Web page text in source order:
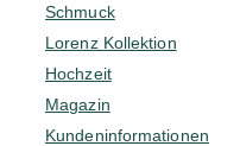
Schmuck
Lorenz Kollektion
Hochzeit
Magazin
Kundeninformationen